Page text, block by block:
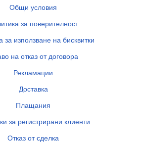
Общи условия
за поверителност
за използване на бисквитки
на отказ от договора
Рекламации
Доставка
Плащания
за регистрирани клиенти
Отказ от сделка